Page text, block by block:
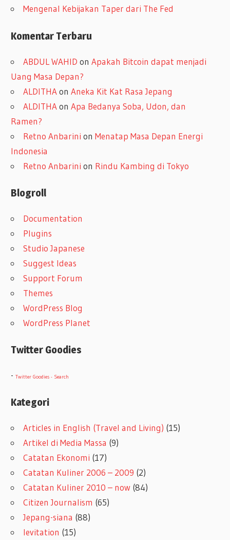
Mengenal Kebijakan Taper dari The Fed
Komentar Terbaru
ABDUL WAHID onApakah Bitcoin dapat menjadi
Uang Masa Depan?
ALDITHAonAneka Kit Kat Rasa Jepang
ALDITHAonApa Bedanya Soba, Udon, dan
Ramen?
Retno Anbarini onMenatap Masa Depan Energi
Indonesia
Retno Anbarini on Rindu Kambing di Tokyo
Blogroll
Documentation
Plugins
Studio Japanese
Suggest Ideas
Support Forum
Themes
WordPress Blog
WordPress Planet
Twitter Goodies
-Twitter Goodies - Search
Kategori
Articles in English (Travel and Living) (15)
Artikel di Media Massa (9)
Catatan Ekonomi (17)
Catatan Kuliner 2006 – 2009 (2)
Catatan Kuliner 2010 – now (84)
Citizen Journalism (65)
Jepang-siana (88)
levitation (15)